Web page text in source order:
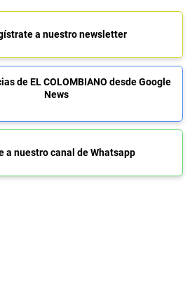
a nuestro newsletter
de EL COLOMBIANO desde Google
News
a nuestro canal de Whatsapp